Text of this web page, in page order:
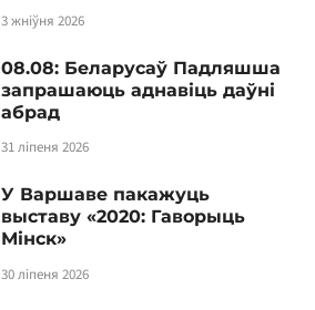
3 жніўня 2026
08.08: Беларусаў Падляшша
запрашаюць аднавіць даўні
абрад
31 ліпеня 2026
У Варшаве пакажуць
выставу «2020: Гаворыць
Мінск»
30 ліпеня 2026